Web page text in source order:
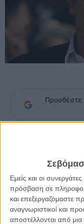
Εμείς και οι
πρόσβαση σε
και επεξεργαζόμαστε
αναγνωριστικοί και
αποστέλλονται από μια
Προσθέστε
Μετά το βίντεο όπου ο
ανησυχία για το
κατευθείνεται η
Ρεπουμπλικανών για
Δείτε το εδώ: Ο Ρόμπερτ
Τραμπ!